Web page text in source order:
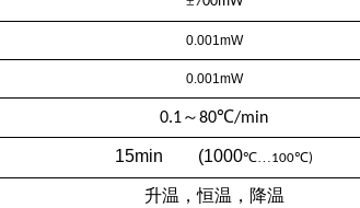
0.001mW
0.001mW
0.1～80℃/min
15min (1000℃…100℃)
升温，恒温，降温